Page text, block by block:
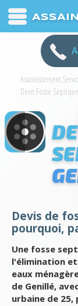
Assainissement
Devis Fosse
Devis de
pourquoi,
Une fosse
l'élimination
eaux
de Genillé,
urbaine de